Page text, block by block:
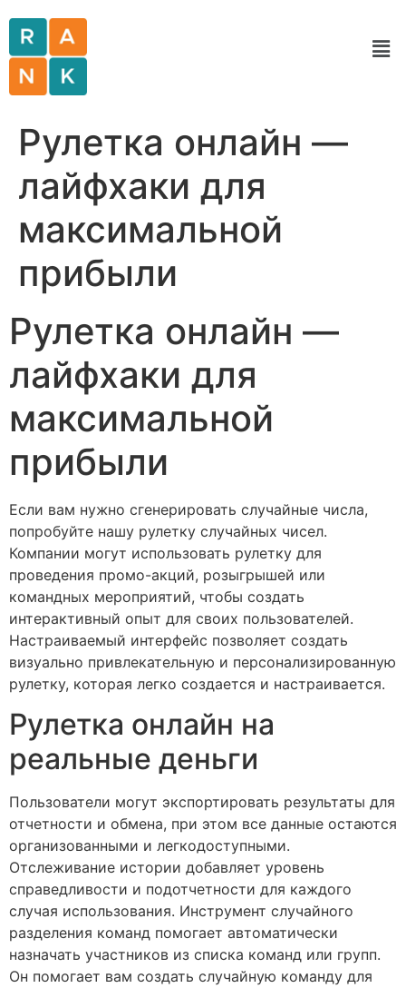
Рулетка онлайн —
лайфхаки для
максимальной
прибыли
Рулетка онлайн —
лайфхаки для
максимальной
прибыли
Если вам нужно сгенерировать случайные числа,
попробуйте нашу рулетку случайных чисел.
Компании могут использовать рулетку для
проведения промо-акций, розыгрышей или
командных мероприятий, чтобы создать
интерактивный опыт для своих пользователей.
Настраиваемый интерфейс позволяет создать
визуально привлекательную и персонализированную
рулетку, которая легко создается и настраивается.
Рулетка онлайн на
реальные деньги
Пользователи могут экспортировать результаты для
отчетности и обмена, при этом все данные остаются
организованными и легкодоступными.
Отслеживание истории добавляет уровень
справедливости и подотчетности для каждого
случая использования. Инструмент случайного
разделения команд помогает автоматически
назначать участников из списка команд или групп.
Он помогает вам создать случайную команду для